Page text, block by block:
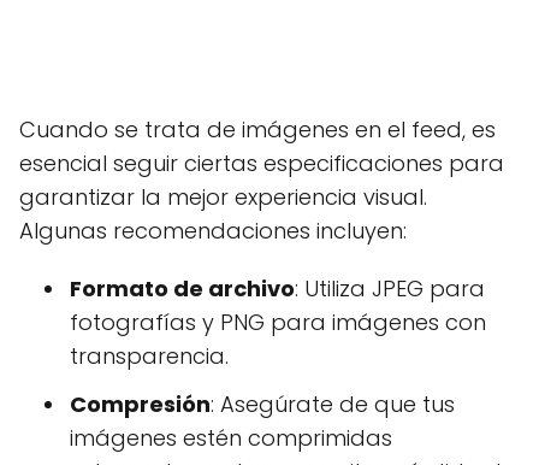
Cuando se trata de imágenes en el feed, es
esencial seguir ciertas especificaciones para
garantizar la mejor experiencia visual.
Algunas recomendaciones incluyen:
Formato de archivo: Utiliza JPEG para
fotografías y PNG para imágenes con
transparencia.
Compresión: Asegúrate de que tus
imágenes estén comprimidas